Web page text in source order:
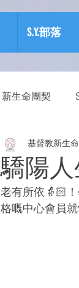
S.Y.部落
新生命團契
預防物質
驕陽
基督教新生
老有所依👵🏻
格嘅中心會員